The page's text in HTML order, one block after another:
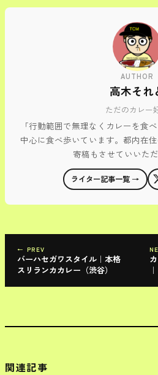
AUTHOR
高木それ
ただのカレー
「行動範囲で無理なくカレーを食
中心に食べ歩いています。都内在
寄稿もさせていいただ
ライター記事一覧 →
← PREV
バーハセガワスタイル｜本格
スリランカカレー（渋谷）
関連記事